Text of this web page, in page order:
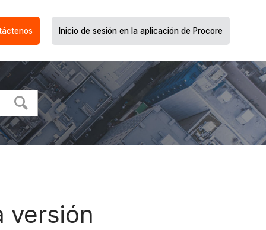
Inicio de sesión en la aplicación de Procore
versión